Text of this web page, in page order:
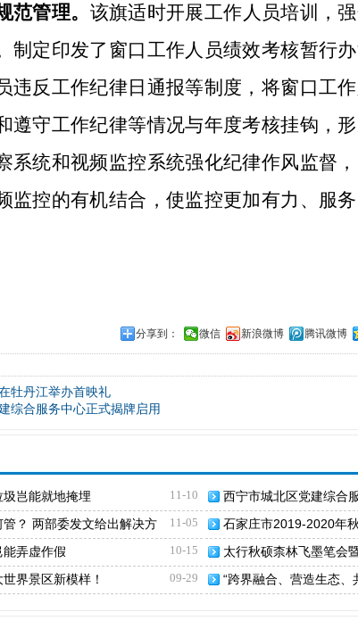
范管理。 该旗适时开展工作人员培训，
制定印发了窗口工作人员绩效考核暂行
违反工作纪律日通报等制度，将窗口工
遵守工作纪律等情况与年度考核挂钩，
系统和视频监控系统强化纪律作风监督
监控的有机结合，使监控更加有力、服
分享到： 微信 新浪微博 腾讯微博
牡丹江举办首映礼
综合服务中心正式揭牌启用
11-10
岂能就地掩埋 西宁市城北区党建综合
11-05
？ 两部委发文给出解决方 石家庄市2019-2020年
坚行动方案》出台
10-15
弄虚作假 太行秋硕柰林飞墨笔会
节启幕
09-29
界景区新模样！ “跨界融合、营造生态、